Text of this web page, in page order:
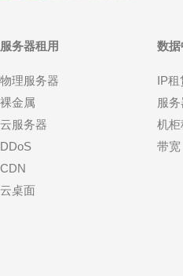
服务器租用
物理服务器
裸金属
云服务器
DDoS
CDN
云桌面
数
IP租
服
机
带宽